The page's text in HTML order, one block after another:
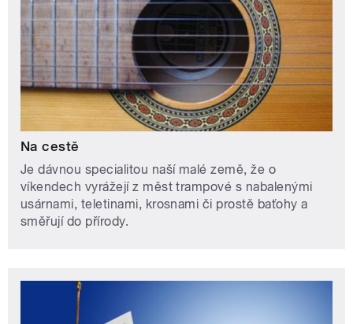
Na cestě
Je dávnou specialitou naší malé země, že o
víkendech vyrážejí z měst trampové s nabalenými
usárnami, teletinami, krosnami či prostě baťohy a
směřují do přírody.